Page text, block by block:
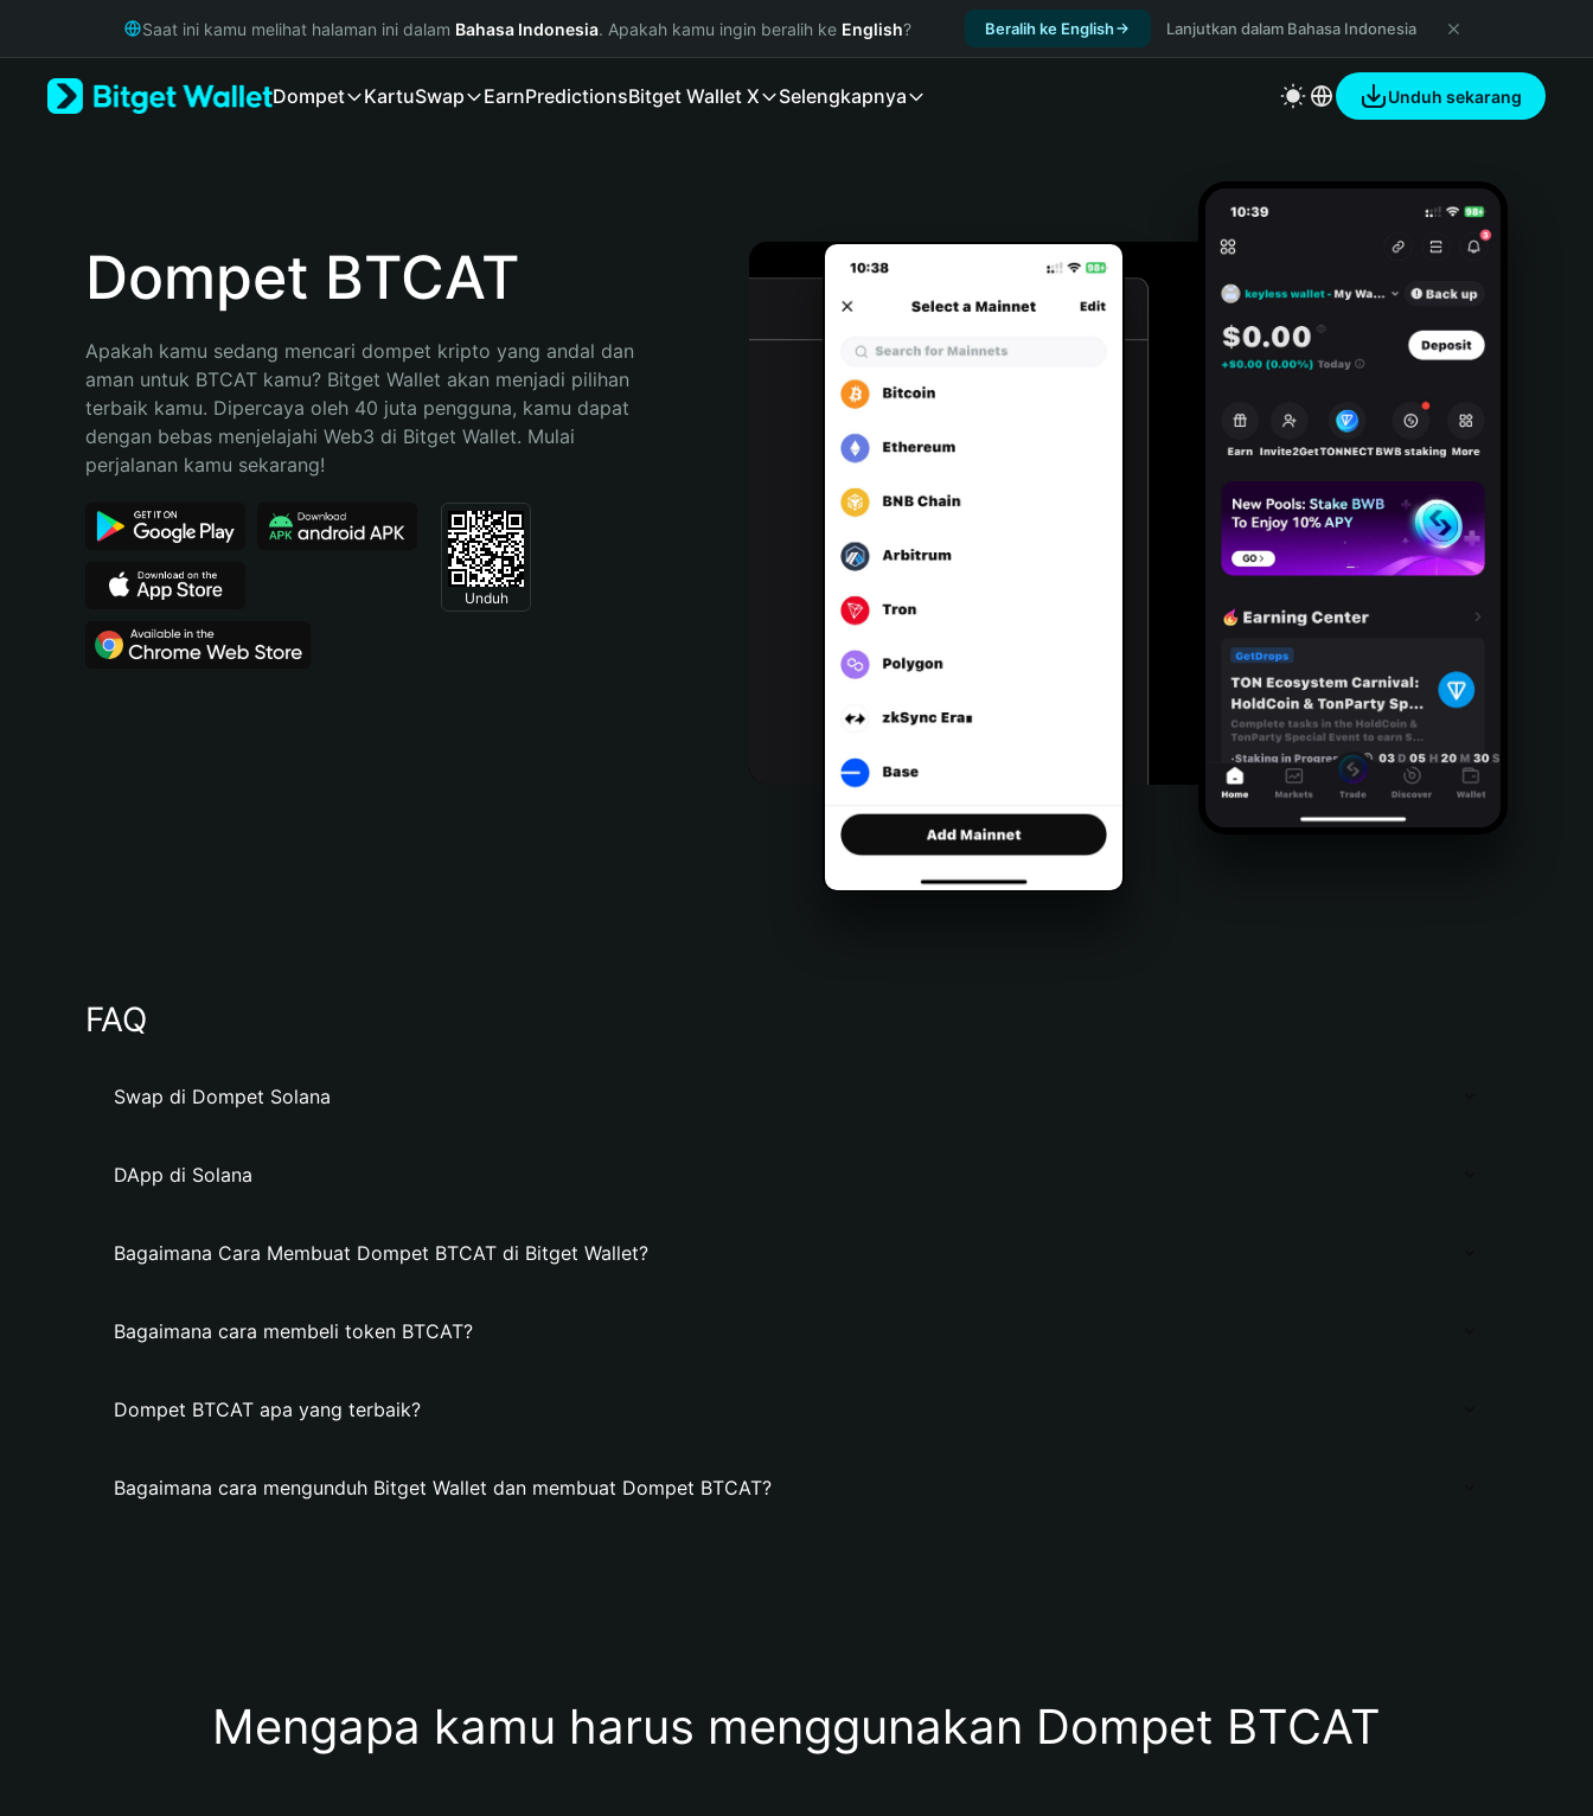
Русский
Bahasa Indonesia
Español (Argentina)
Saat ini kamu melihat halaman ini dalam Bahasa Indonesia. Apakah kamu ingin beralih ke English? Beralih ke English Lanjutkan dalam Bahasa Indonesia
Dompet KartuSwap EarnPredictionsBitget Wallet X Selengkapnya Unduh sekarang
Dompet BTCAT
Apakah kamu sedang mencari dompet kripto yang andal dan
aman untuk BTCAT kamu? Bitget Wallet akan menjadi pilihan
terbaik kamu. Dipercaya oleh 40 juta pengguna, kamu dapat
dengan bebas menjelajahi Web3 di Bitget Wallet. Mulai
perjalanan kamu sekarang!
Unduh
FAQ
Swap di Dompet Solana
DApp di Solana
Bagaimana Cara Membuat Dompet BTCAT di Bitget Wallet?
Bagaimana cara membeli token BTCAT?
Dompet BTCAT apa yang terbaik?
Bagaimana cara mengunduh Bitget Wallet dan membuat Dompet BTCAT?
Mengapa kamu harus menggunakan Dompet BTCAT